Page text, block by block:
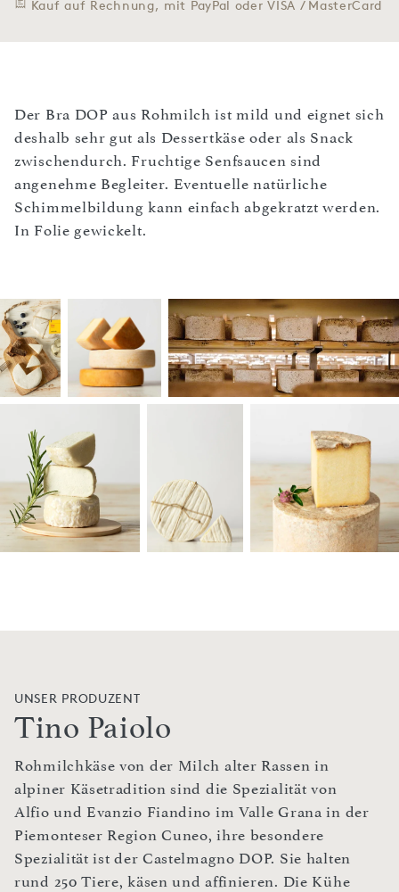
Kauf auf Rechnung, mit PayPal oder VISA / MasterCard
Der Bra DOP aus Rohmilch ist mild und eignet sich
deshalb sehr gut als Dessertkäse oder als Snack
zwischendurch. Fruchtige Senfsaucen sind
angenehme Begleiter. Eventuelle natürliche
Schimmelbildung kann einfach abgekratzt werden.
In Folie gewickelt.
UNSER PRODUZENT
Tino Paiolo
Rohmilchkäse von der Milch alter Rassen in
alpiner Käsetradition sind die Spezialität von
Alfio und Evanzio Fiandino im Valle Grana in der
Piemonteser Region Cuneo, ihre besondere
Spezialität ist der Castelmagno DOP. Sie halten
rund 250 Tiere, käsen und affinieren. Die Kühe